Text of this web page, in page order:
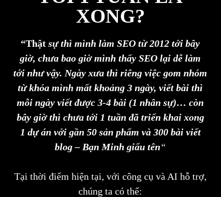
XONG?
“Thật sự thì mình làm SEO từ 2012 tới bây
giờ, chưa bao giờ mình thấy SEO lại dễ làm
tới như vậy. Ngày xưa thì riêng việc gom nhóm
từ khóa mình mất khoảng 3 ngày, viết bài thì
mỗi ngày viết được 3-4 bài (1 nhân sự)… còn
bây giờ thì chưa tới 1 tuần đã triển khai xong
1 dự án với gần 50 sản phẩm và 300 bài viết
blog – Bạn Minh giấu tên“
Tại thời điểm hiện tại, với công cụ và AI hỗ trợ,
chúng ta có thể: